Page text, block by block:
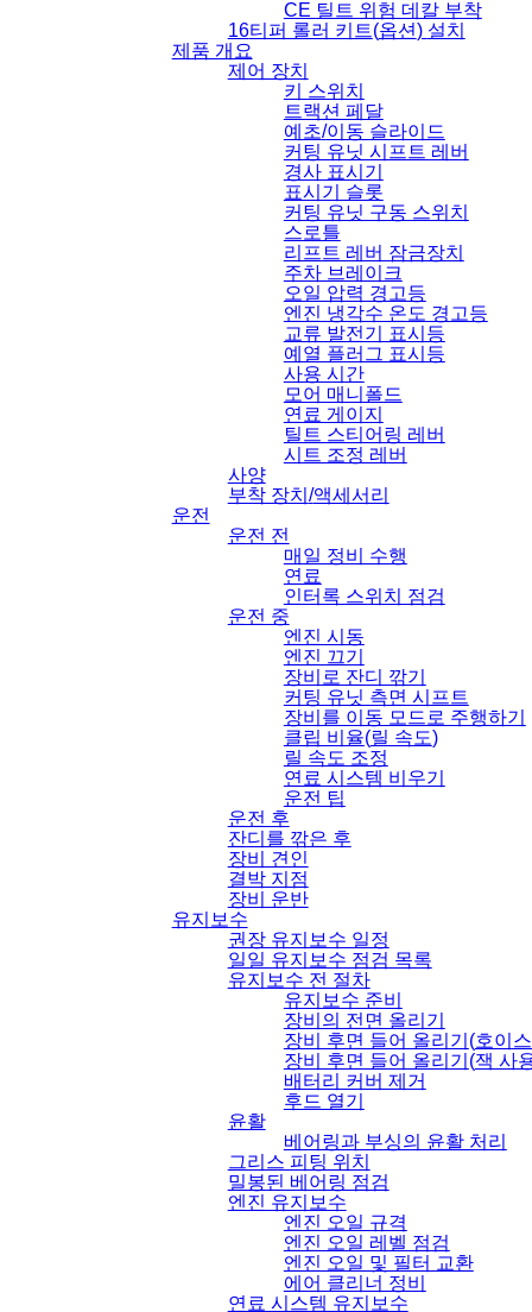
CE 틸트 위험 데칼 부착
16티퍼 롤러 키트(옵션) 설치
제품 개요
제어 장치
키 스위치
트랙션 페달
예초/이동 슬라이드
커팅 유닛 시프트 레버
경사 표시기
표시기 슬롯
커팅 유닛 구동 스위치
스로틀
리프트 레버 잠금장치
주차 브레이크
오일 압력 경고등
엔진 냉각수 온도 경고등
교류 발전기 표시등
예열 플러그 표시등
사용 시간
모어 매니폴드
연료 게이지
틸트 스티어링 레버
시트 조정 레버
사양
부착 장치 /액세서리
운전
운전 전
매일 정비 수행
연료
인터록 스위치 점검
운전 중
엔진 시동
엔진 끄기
장비로 잔디 깎기
커팅 유닛 측면 시프트
장비를 이동 모드로 주행하기
클립 비율(릴 속도)
릴 속도 조정
연료 시스템 비우기
운전 팁
운전 후
잔디를 깎은 후
장비 견인
결박 지점
장비 운반
유지보수
권장 유지보수 일정
일일 유지보수 점검 목록
유지보수 전 절차
유지보수 준비
장비의 전면 올리기
장비 후면 들어 올리기 (호이
장비 후면 들어 올리기 (잭 사
배터리 커버 제거
후드 열기
윤활
베어링과 부싱의 윤활 처리
그리스 피팅 위치
밀봉된 베어링 점검
엔진 유지보수
엔진 오일 규격
엔진 오일 레벨 점검
엔진 오일 및 필터 교환
에어 클리너 정비
연료 시스템 유지보수